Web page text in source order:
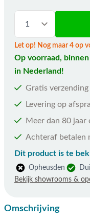
Let op! Nog maar 4 op
Op voorraad,
in Nederland!
Gratis
Levering op
Meer dan 80 jaar
Achteraf betalen
Dit product is te
Opheusden
Bekijk showrooms &
Omschrijving